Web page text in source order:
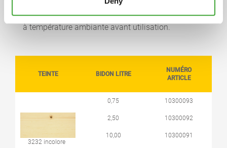
contenant initial bien fermé. Si le produit est
devenu trop épais à cause du gel, l’entreposer 24h
à température ambiante avant utilisation.
TEINTE BIDON LITRE
NUMÉRO
ARTICLE
3232 incolore
0,75 10300093
2,50 10300092
10,00 10300091